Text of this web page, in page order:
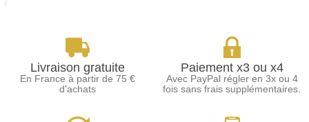
Livraison gratuite
En France à partir de 75 €
d'achats
Paiement x3 ou x4
Avec PayPal régler en 3x ou 4
fois sans frais supplémentaires.